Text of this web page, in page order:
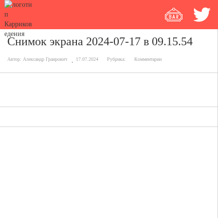
Снимок экрана 2024-07-17 в 09.15.54
Автор: Александр Граирович 17.07.2024 Рубрика: Комментарии